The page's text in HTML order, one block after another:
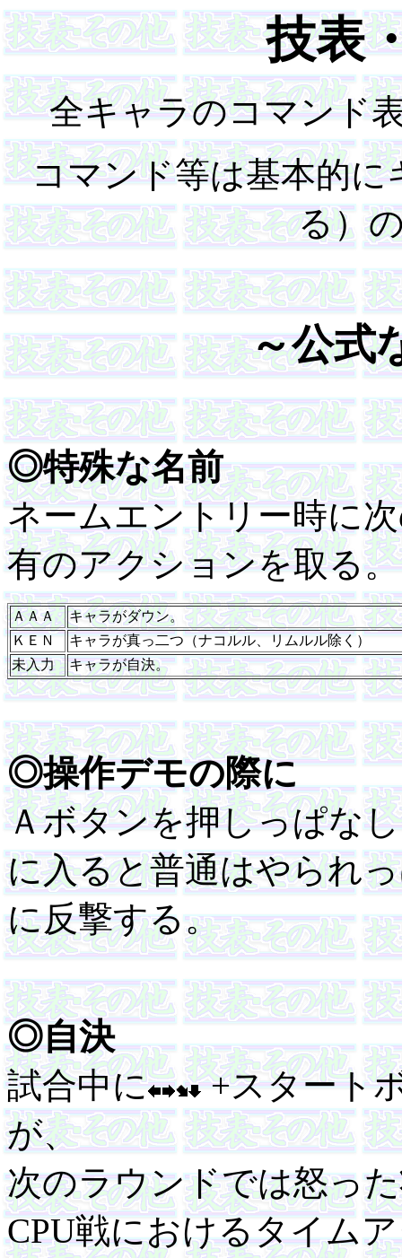
技表
全キャラのコマンド
コマンド等は基本的
る）
～公式
◎特殊な名前
ネームエントリー時に
有のアクションを取る。
ＡＡＡ
キャラがダウン。
ＫＥＮ
キャラが真っ二つ（ナコルル、リムルル除く）
未入力
キャラが自決。
◎操作デモの際に
Ａボタンを押しっぱな
に入ると普通はやられ
に反撃する。
◎自決
試合中に
+スタート
が、
次のラウンドでは怒っ
CPU戦におけるタイム